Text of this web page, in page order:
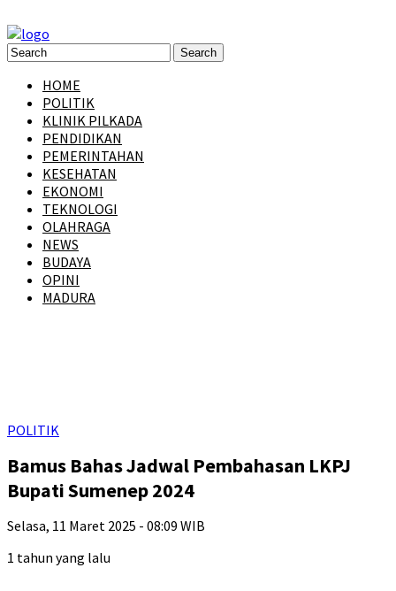
HOME
POLITIK
KLINIK PILKADA
PENDIDIKAN
PEMERINTAHAN
KESEHATAN
EKONOMI
TEKNOLOGI
OLAHRAGA
NEWS
BUDAYA
OPINI
MADURA
POLITIK
Bamus Bahas Jadwal Pembahasan LKPJ
Bupati Sumenep 2024
Selasa, 11 Maret 2025 - 08:09 WIB
1 tahun yang lalu